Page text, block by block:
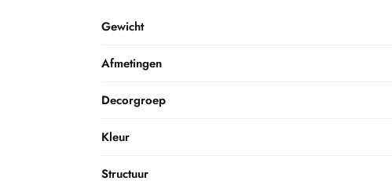
Gewicht
Afmetingen
Decorgroep
Kleur
Structuur